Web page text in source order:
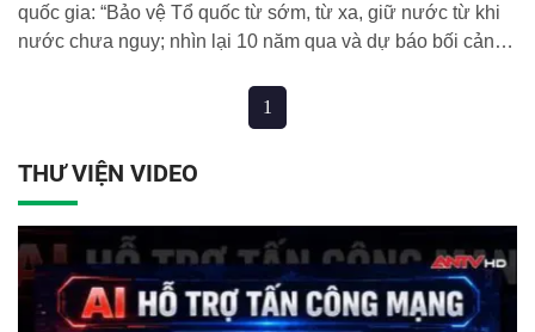
quốc gia: “Bảo vệ Tổ quốc từ sớm, từ xa, giữ nước từ khi
nước chưa nguy; nhìn lại 10 năm qua và dự báo bối cảnh
1
THƯ VIỆN VIDEO